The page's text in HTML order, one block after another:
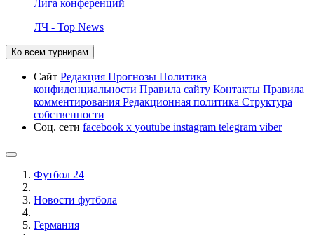
Лига конференций
ЛЧ - Top News
Ко всем турнирам
Сайт Редакция Прогнозы Политика
конфиденциальности Правила сайту Контакты Правила
комментирования Редакционная политика Структура
собственности
Соц. сети facebook x youtube instagram telegram viber
Футбол 24
Новости футбола
Германия